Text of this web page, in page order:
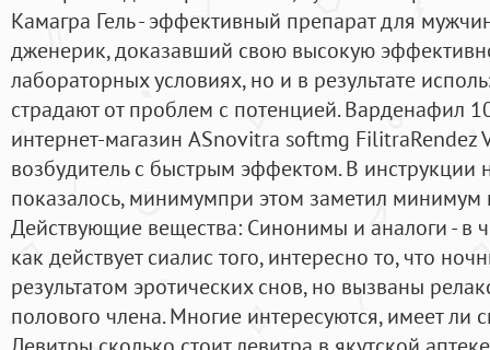
Камагра Гель - эффективный препарат для
дженерик, доказавший свою высокую
лабораторных условиях, но и в результате
страдают от проблем с потенцией. Варденафил
интернет-магазин ASnovitra softmg FilitraRendez
возбудитель с быстрым эффектом. В инструкции
показалось, минимумпри этом заметил минимум
Действующие вещества: Cинонимы и аналоги - в
как действует сиалис того, интересно то, что
результатом эротических снов, но вызваны
полового члена. Многие интересуются, имеет